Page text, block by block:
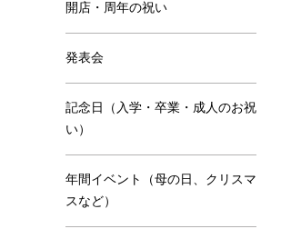
開店・周年の祝い
発表会
記念日（入学・卒業・成人のお祝
い）
年間イベント（母の日、クリスマ
スなど）